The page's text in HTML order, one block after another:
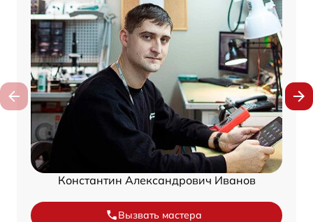
Константин Александрович Иванов
Вызвать мастера